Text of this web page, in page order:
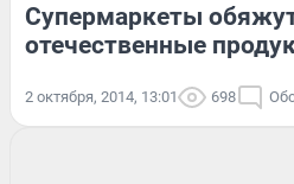
Супермаркеты
отечественные
2 октября, 2014, 13:01 698